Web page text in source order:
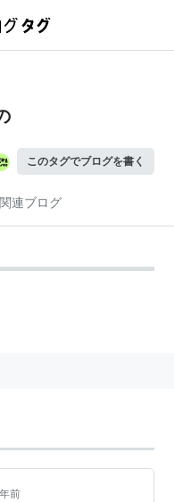
このタグでブログを書く
関連ブログ
前